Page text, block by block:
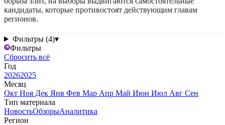
кандидаты, которые противостоят действующим главам
регионов.
Фильтры (4)▾
Фильтры
Сбросить всё
Год
20262025
Месяц
Окт Ноя Дек Янв Фев Мар Апр Май Июн Июл Авг Сен
Тип материала
НовостьОбзорыАналитика
Регион